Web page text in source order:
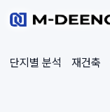
단지별 분석 재건축